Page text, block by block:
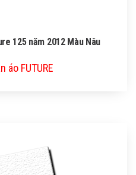
125 năm 2012 Màu Nâu
áo FUTURE